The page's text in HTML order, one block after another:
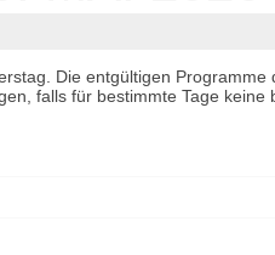
Die entgültigen
falls für bestimmte Tage keine